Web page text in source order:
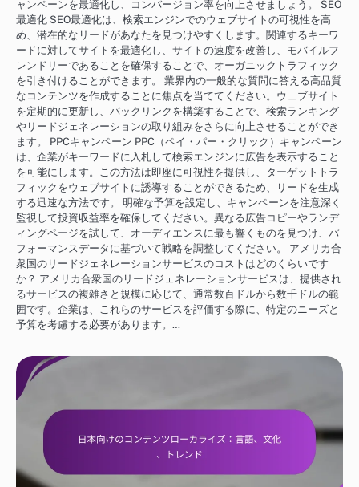
ャンペーンを最適化し、コンバージョン率を向上させましょう。 SEO
最適化 SEO最適化は、検索エンジンでのウェブサイトの可視性を高
め、潜在的なリードがあなたを見つけやすくします。関連するキーワ
ードに対してサイトを最適化し、サイトの速度を改善し、モバイルフ
レンドリーであることを確保することで、オーガニックトラフィック
を引き付けることができます。 業界内の一般的な質問に答える高品質
なコンテンツを作成することに焦点を当ててください。ウェブサイト
を定期的に更新し、バックリンクを構築することで、検索ランキング
やリードジェネレーションの取り組みをさらに向上させることができ
ます。 PPCキャンペーン PPC（ペイ・パー・クリック）キャンペーン
は、企業がキーワードに入札して検索エンジンに広告を表示すること
を可能にします。この方法は即座に可視性を提供し、ターゲットトラ
フィックをウェブサイトに誘導することができるため、リードを生成
する迅速な方法です。 明確な予算を設定し、キャンペーンを注意深く
監視して投資収益率を確保してください。異なる広告コピーやランデ
ィングページを試して、オーディエンスに最も響くものを見つけ、パ
フォーマンスデータに基づいて戦略を調整してください。 アメリカ合
衆国のリードジェネレーションサービスのコストはどのくらいです
か？ アメリカ合衆国のリードジェネレーションサービスは、提供され
るサービスの複雑さと規模に応じて、通常数百ドルから数千ドルの範
囲です。企業は、これらのサービスを評価する際に、特定のニーズと
予算を考慮する必要があります。…